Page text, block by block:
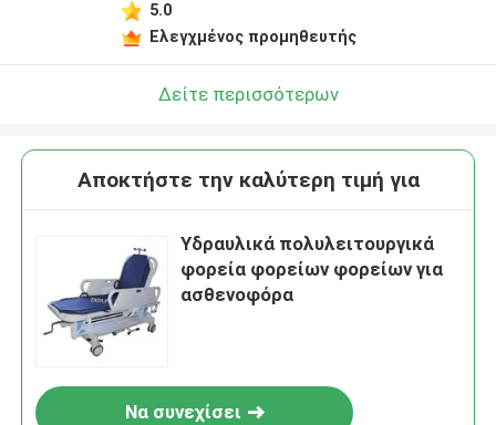
5.0
Ελεγχμένος προμηθευτής
Δείτε περισσότερων
Αποκτήστε την καλύτερη τιμή για
Υδραυλικά πολυλειτουργικά
φορεία φορείων φορείων για
ασθενοφόρα
Να συνεχίσει